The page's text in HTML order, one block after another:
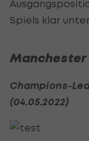
Spiels klar
Manchester
Champions-
(04.05.2022)